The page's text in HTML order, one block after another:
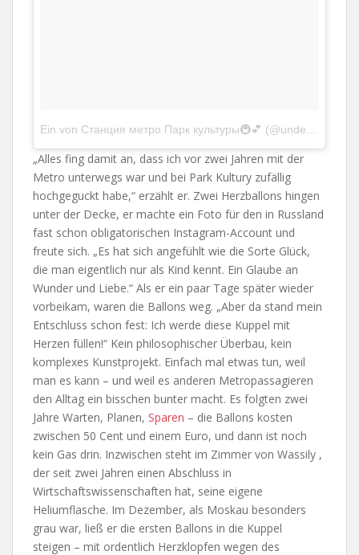
„Alles fing damit an, dass ich vor zwei Jahren mit der
Metro unterwegs war und bei Park Kultury zufällig
hochgeguckt habe,“ erzählt er. Zwei Herzballons hingen
unter der Decke, er machte ein Foto für den in Russland
fast schon obligatorischen Instagram-Account und
freute sich. „Es hat sich angefühlt wie die Sorte Glück,
die man eigentlich nur als Kind kennt. Ein Glaube an
Wunder und Liebe.“ Als er ein paar Tage später wieder
vorbeikam, waren die Ballons weg. „Aber da stand mein
Entschluss schon fest: Ich werde diese Kuppel mit
Herzen füllen!“ Kein philosophischer Überbau, kein
komplexes Kunstprojekt. Einfach mal etwas tun, weil
man es kann – und weil es anderen Metropassagieren
den Alltag ein bisschen bunter macht. Es folgten zwei
Jahre Warten, Planen, Sparen – die Ballons kosten
zwischen 50 Cent und einem Euro, und dann ist noch
kein Gas drin. Inzwischen steht im Zimmer von Wassily ,
der seit zwei Jahren einen Abschluss in
Wirtschaftswissenschaften hat, seine eigene
Heliumflasche. Im Dezember, als Moskau besonders
grau war, ließ er die ersten Ballons in die Kuppel
steigen – mit ordentlich Herzklopfen wegen des